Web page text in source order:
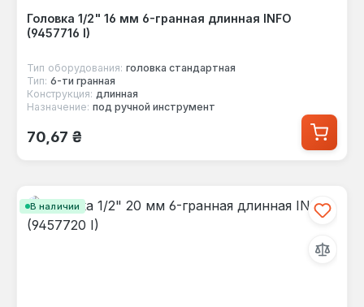
Головка 1/2" 16 мм 6-гранная длинная INFO
(9457716 I)
Тип оборудования: головка стандартная
Тип: 6-ти гранная
Конструкция: длинная
Назначение: под ручной инструмент
Обычная цена:
70,67 ₴
В наличии